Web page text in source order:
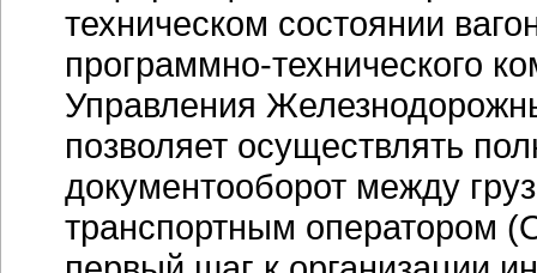
техническом состоянии
программно-технического
Управления
позволяет осуществлять
документооборот между
транспортным